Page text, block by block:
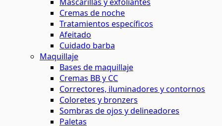
Cremas de noche
Tratamientos específicos
Afeitado
Cuidado barba
Maquillaje
Bases de maquillaje
Cremas BB y CC
Correctores, iluminadores y contornos
Coloretes y bronzers
Sombras de ojos y delineadores
Paletas